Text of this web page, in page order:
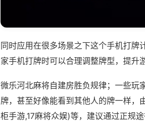
同时应用在很多场景之下这个手机打牌
家手机打牌时可以合理调整牌型，提升
微乐河北麻将自建房胜负规律；一些玩
牌，甚至好像能看到其他人的牌一样，
柜手游,17麻将众娱)等，建议通过正规途